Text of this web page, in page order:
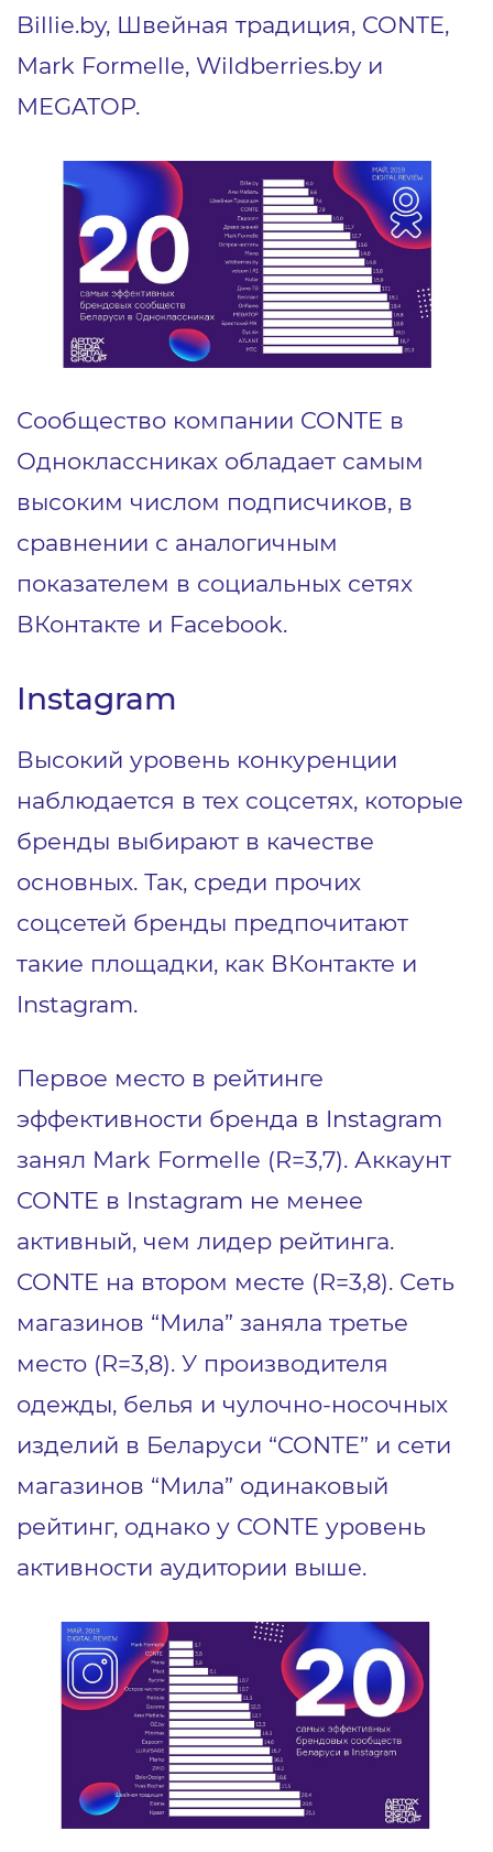
Billie.by, Швейная традиция, CONTE,
Mark Formelle, Wildberries.by и
MEGATOP.
Сообщество компании CONTE в
Одноклассниках обладает самым
высоким числом подписчиков, в
сравнении с аналогичным
показателем в социальных сетях
ВКонтакте и Facebook.
Instagram
Высокий уровень конкуренции
наблюдается в тех соцсетях, которые
бренды выбирают в качестве
основных. Так, среди прочих
соцсетей бренды предпочитают
такие площадки, как ВКонтакте и
Instagram.
Первое место в рейтинге
эффективности бренда в Instagram
занял Mark Formelle (R=3,7). Аккаунт
CONTE в Instagram не менее
активный, чем лидер рейтинга.
CONTE на втором месте (R=3,8). Сеть
магазинов “Мила” заняла третье
место (R=3,8). У производителя
одежды, белья и чулочно-носочных
изделий в Беларуси “CONTE” и сети
магазинов “Мила” одинаковый
рейтинг, однако у CONTE уровень
активности аудитории выше.